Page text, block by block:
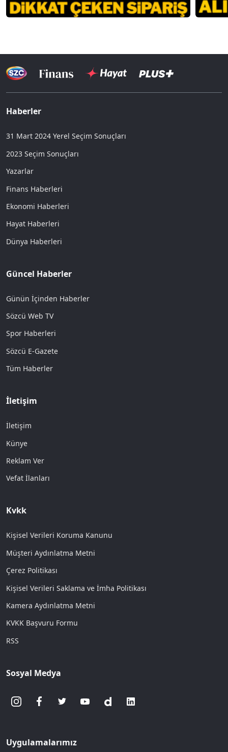
Haberler
31 Mart 2024 Yerel Seçim Sonuçları
2023 Seçim Sonuçları
Yazarlar
Finans Haberleri
Ekonomi Haberleri
Hayat Haberleri
Dünya Haberleri
Güncel Haberler
Günün İçinden Haberler
Sözcü Web TV
Spor Haberleri
Sözcü E-Gazete
Tüm Haberler
İletişim
İletişim
Künye
Reklam Ver
Vefat İlanları
Kvkk
Kişisel Verileri Koruma Kanunu
Müşteri Aydınlatma Metni
Çerez Politikası
Kişisel Verileri Saklama ve İmha Politikası
Kamera Aydınlatma Metni
KVKK Başvuru Formu
RSS
Sosyal Medya
Uygulamalarımız